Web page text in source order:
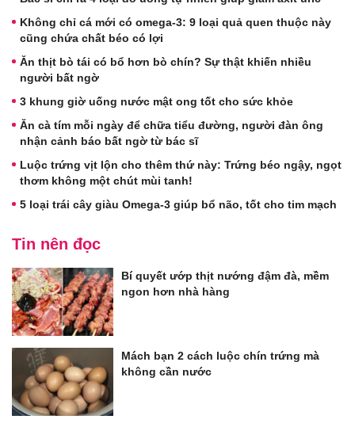
Không chỉ cá mới có omega-3: 9 loại quả quen thuộc này
cũng chứa chất béo có lợi
Ăn thịt bò tái có bổ hơn bò chín? Sự thật khiến nhiều
người bất ngờ
3 khung giờ uống nước mật ong tốt cho sức khỏe
Ăn cà tím mỗi ngày để chữa tiểu đường, người đàn ông
nhận cảnh báo bất ngờ từ bác sĩ
Luộc trứng vịt lộn cho thêm thứ này: Trứng béo ngậy, ngọt
thơm không một chút mùi tanh!
5 loại trái cây giàu Omega-3 giúp bổ não, tốt cho tim mạch
Tin nên đọc
Bí quyết ướp thịt nướng đậm đà, mềm
ngon hơn nhà hàng
Mách bạn 2 cách luộc chín trứng mà
không cần nước